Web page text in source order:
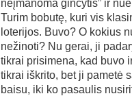
neįmanoma ginčytis” ir
Turim bobutę, kuri vis
loterijos. Buvo? O kokius
nežinoti? Nu gerai, ji
tikrai prisimena, kad buvo
tikrai iškrito, bet ji pametė
baisu, iki ko pasaulis